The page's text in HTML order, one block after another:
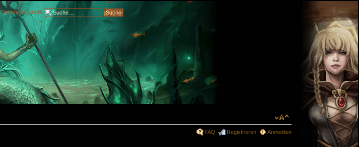
Erweiterte Suche
FAQ Registrieren Anmelden